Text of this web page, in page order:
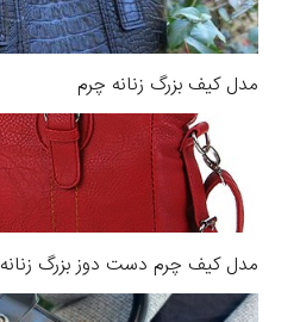
مدل کیف بزرگ زنانه چرم
مدل کیف چرم دست دوز بزرگ زنانه